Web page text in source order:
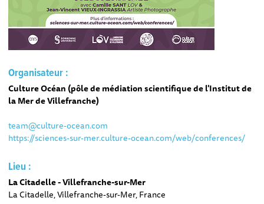
Organisateur :
Culture Océan (pôle de médiation scientifique de l'Institut de
la Mer de Villefranche)
team@culture-ocean.com
https://sciences-sur-mer.culture-ocean.com/web/conferences/
Lieu :
La Citadelle - Villefranche-sur-Mer
La Citadelle, Villefranche-sur-Mer, France